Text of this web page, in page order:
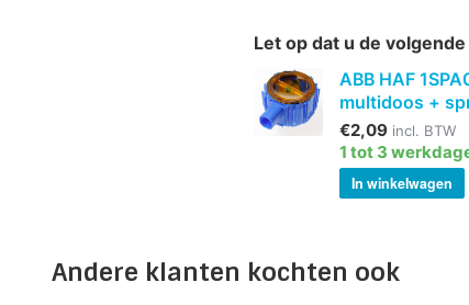
Let op dat u de
ABB HAF
multidoos +
€2,09 incl. BTW
1 tot 3
In winkelwagen
Andere klanten kochten ook